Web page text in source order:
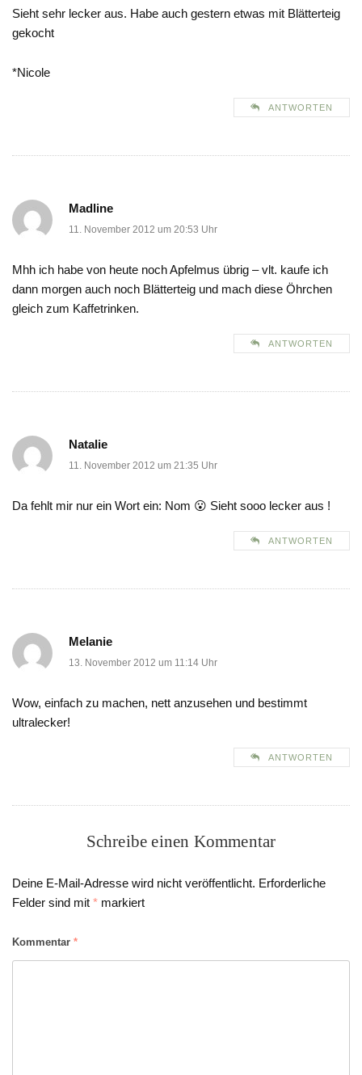
Sieht sehr lecker aus. Habe auch gestern etwas mit Blätterteig
gekocht
*Nicole
ANTWORTEN
Madline
11. November 2012 um 20:53 Uhr
Mhh ich habe von heute noch Apfelmus übrig – vlt. kaufe ich
dann morgen auch noch Blätterteig und mach diese Öhrchen
gleich zum Kaffetrinken.
ANTWORTEN
Natalie
11. November 2012 um 21:35 Uhr
Da fehlt mir nur ein Wort ein: Nom 😮 Sieht sooo lecker aus !
ANTWORTEN
Melanie
13. November 2012 um 11:14 Uhr
Wow, einfach zu machen, nett anzusehen und bestimmt
ultralecker!
ANTWORTEN
Schreibe einen Kommentar
Deine E-Mail-Adresse wird nicht veröffentlicht. Erforderliche
Felder sind mit * markiert
Kommentar *